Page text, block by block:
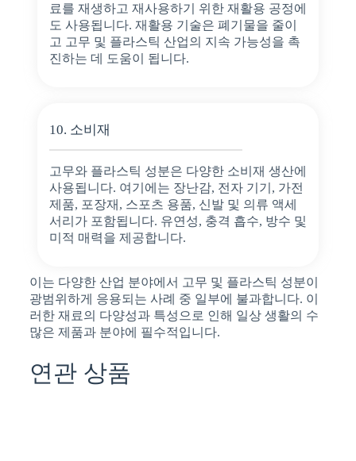
료를 재생하고 재사용하기 위한 재활용 공정에
도 사용됩니다. 재활용 기술은 폐기물을 줄이
고 고무 및 플라스틱 산업의 지속 가능성을 촉
진하는 데 도움이 됩니다.
10. 소비재
고무와 플라스틱 성분은 다양한 소비재 생산에
사용됩니다. 여기에는 장난감, 전자 기기, 가전
제품, 포장재, 스포츠 용품, 신발 및 의류 액세
서리가 포함됩니다. 유연성, 충격 흡수, 방수 및
미적 매력을 제공합니다.
이는 다양한 산업 분야에서 고무 및 플라스틱 성분이
광범위하게 응용되는 사례 중 일부에 불과합니다. 이
러한 재료의 다양성과 특성으로 인해 일상 생활의 수
많은 제품과 분야에 필수적입니다.
연관 상품